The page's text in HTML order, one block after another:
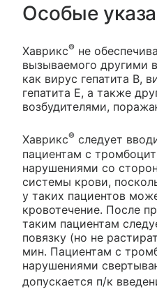
Особые
Хаврикс® не
вызываемого другими
как вирус гепатита В,
гепатита Е, а также
возбудителями,
Хаврикс® следует
пациентам с
нарушениями со
системы крови,
у таких пациентов
кровотечение. После
таким пациентам
повязку (но не
мин. Пациентам с
нарушениями
допускается п/к